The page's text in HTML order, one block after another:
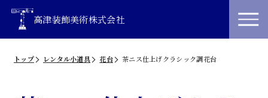
高津装飾美術株式会社
トップ レンタル小道具 花台 茶ニス仕上げクラシック調花台